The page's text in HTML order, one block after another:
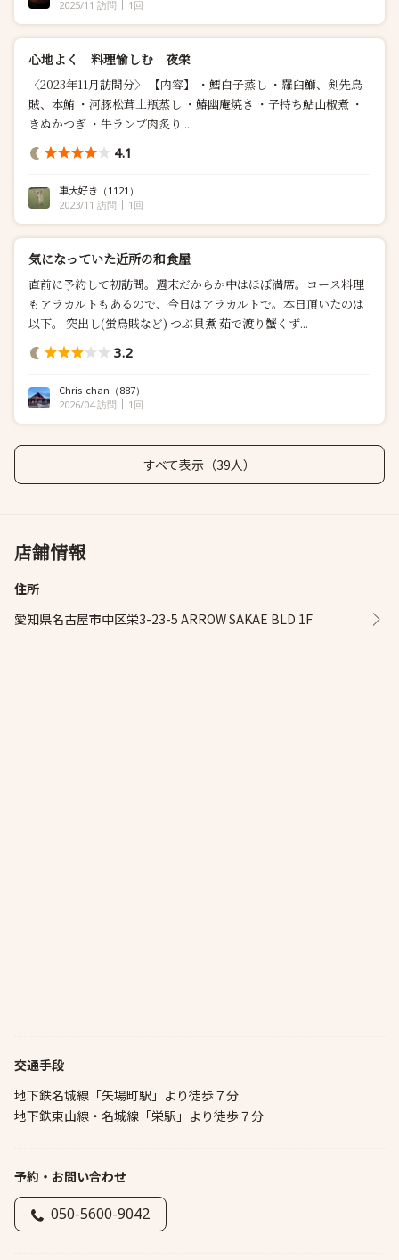
2025/11 訪問 1回
心地よく 料理愉しむ 夜栄
〈2023年11月訪問分〉 【内容】 ・鱈白子蒸し ・羅臼鰤、剣先烏
賊、本鮪 ・河豚松茸土瓶蒸し ・鰆幽庵焼き ・子持ち鮎山椒煮 ・
きぬかつぎ ・牛ランプ肉炙り...
4.1
車大好き （1121）
2023/11 訪問
1回
気になっていた近所の和食屋
直前に予約して初訪問。週末だからか中はほぼ満席。コース料理
もアラカルトもあるので、今日はアラカルトで。本日頂いたのは
以下。 突出し(蛍烏賊など) つぶ貝煮 茹で渡り蟹くず...
3.2
Chris-chan （887）
2026/04 訪問
1回
すべて表示（39人）
店舗情報
住所
愛知県名古屋市中区栄3-23-5 ARROW SAKAE BLD 1F
交通手段
地下鉄名城線「矢場町駅」より徒歩７分
地下鉄東山線・名城線「栄駅」より徒歩７分
予約・お問い合わせ
050-5600-9042